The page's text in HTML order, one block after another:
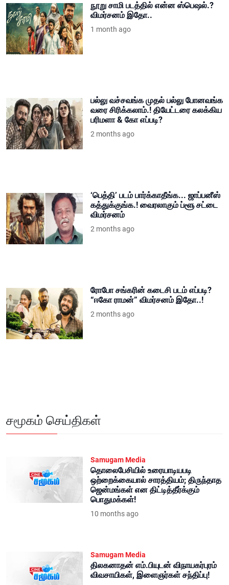
நூறு சாமி படத்தில் என்ன ஸ்பெஷல்.?
விமர்சனம் இதோ..
1 month ago
பல்லு வச்சவங்க முதல் பல்லு போனவங்க
வரை சிரிக்கலாம்.! தியேட்டரை கலக்கிய
பரிமளா & கோ எப்படி?
2 months ago
‘பெத்தி’ படம் பார்க்காதீங்க... ஜாப்பனீஸ்
கத்துக்குங்க.! வைரலாகும் ப்ளூ சட்டை
விமர்சனம்
2 months ago
ரோபோ சங்கரின் கடைசி படம் எப்படி?
“ஈகோ ராமன்” விமர்சனம் இதோ..!
2 months ago
சமூகம் செய்திகள்
Samugam Media
தொலைபேசியில் உரையாடியபடி
ஒற்றைக்கையால் சாரத்தியம்; திருந்தாத
ஜென்மங்கள் என திட்டித்தீர்க்கும்
பொதுமக்கள்!
10 months ago
Samugam Media
திலகனாதன் எம்.பியுடன் விநாயகர்புரம்
விவசாயிகள், இளைஞர்கள் சந்திப்பு!